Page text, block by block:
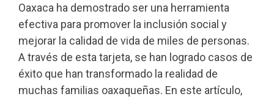
Oaxaca ha demostrado ser una herramienta
efectiva para promover la inclusión social y
mejorar la calidad de vida de miles de personas.
A través de esta tarjeta, se han logrado casos de
éxito que han transformado la realidad de
muchas familias oaxaqueñas. En este artículo,